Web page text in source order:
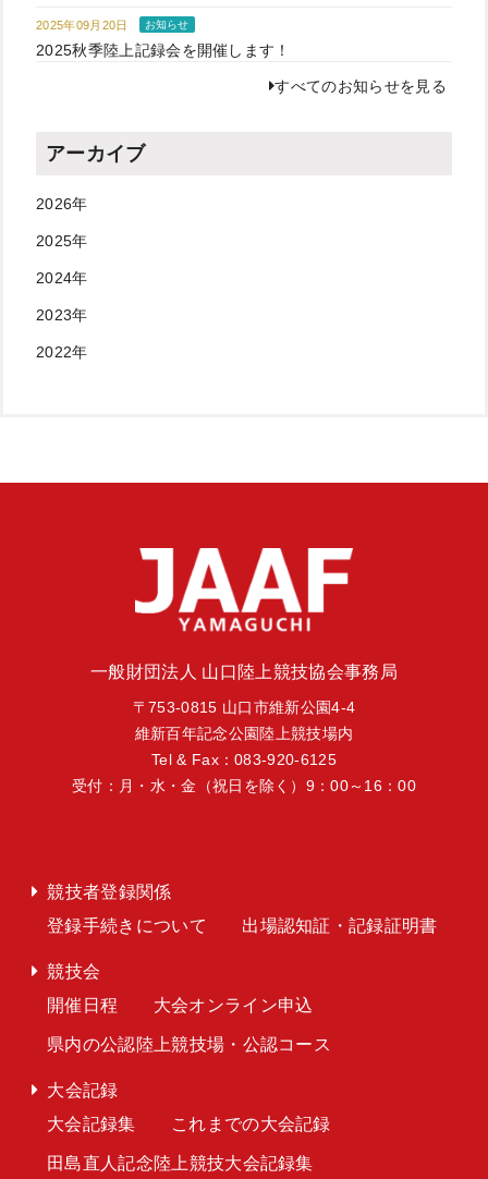
2025年09月20日 お知らせ
2025秋季陸上記録会を開催します！
すべてのお知らせを見る
アーカイブ
2026年
2025年
2024年
2023年
2022年
一般財団法人 山口陸上競技協会事務局
〒753-0815 山口市維新公園4-4
維新百年記念公園陸上競技場内
Tel & Fax：083-920-6125
受付：月・水・金（祝日を除く）9：00～16：00
競技者登録関係
登録手続きについて
出場認知証・記録証明書
競技会
開催日程
大会オンライン申込
県内の公認陸上競技場・公認コース
大会記録
大会記録集
これまでの大会記録
田島直人記念陸上競技大会記録集